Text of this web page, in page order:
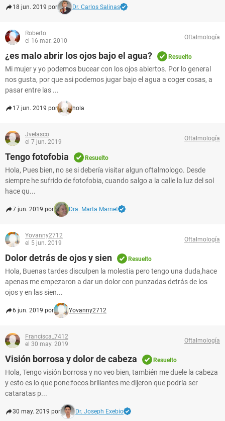
18 jun. 2019 por Dr. Carlos Salinas
Roberto
el 16 mar. 2010
Oftalmología
¿es malo abrir los ojos bajo el agua? Resuelto
Mi mujer y yo podemos bucear con los ojos abiertos. Por lo general
nos gusta, por que asi podemos jugar bajo el agua a coger cosas, a
pasar entre las ...
17 jun. 2019 por hola
Jvelasco
el 7 jun. 2019
Oftalmología
Tengo fotofobia Resuelto
Hola, Pues bien, no se si debería visitar algun oftalmologo. Desde
siempre he sufrido de fotofobia, cuando salgo a la calle la luz del sol
hace qu...
7 jun. 2019 por Dra. Marta Marnet
Yovanny2712
el 5 jun. 2019
Oftalmología
Dolor detrás de ojos y sien Resuelto
Hola, Buenas tardes disculpen la molestia pero tengo una duda,hace
apenas me empezaron a dar un dolor con punzadas detrás de los
ojos y en las sien...
6 jun. 2019 por Yovanny2712
Francisca_7412
el 30 may. 2019
Oftalmología
Visión borrosa y dolor de cabeza Resuelto
Hola, Tengo visión borrosa y no veo bien, también me duele la cabeza
y esto es lo que pone:focos brillantes me dijeron que podría ser
cataratas p...
30 may. 2019 por Dr. Joseph Exebio